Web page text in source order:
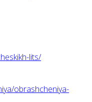
lits/
obrashcheniya-